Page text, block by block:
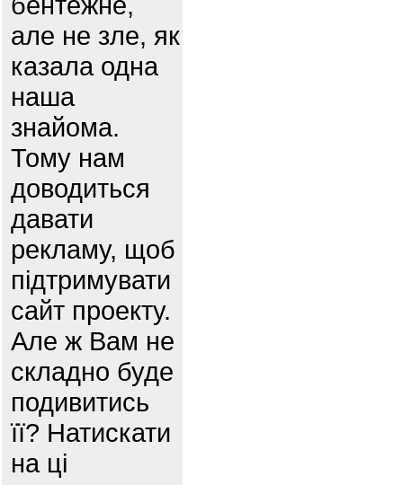
але не зле, як
казала одна
наша
знайома.
Тому нам
доводиться
давати
рекламу, щоб
підтримувати
сайт проекту.
Але ж Вам не
складно буде
подивитись
її? Натискати
на ці